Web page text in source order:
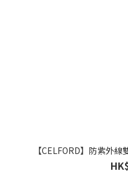
【CELFORD】防紫外